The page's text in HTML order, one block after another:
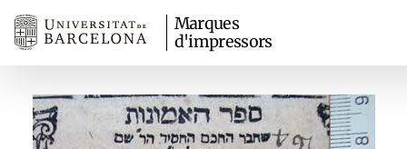
Marques
d'impressors